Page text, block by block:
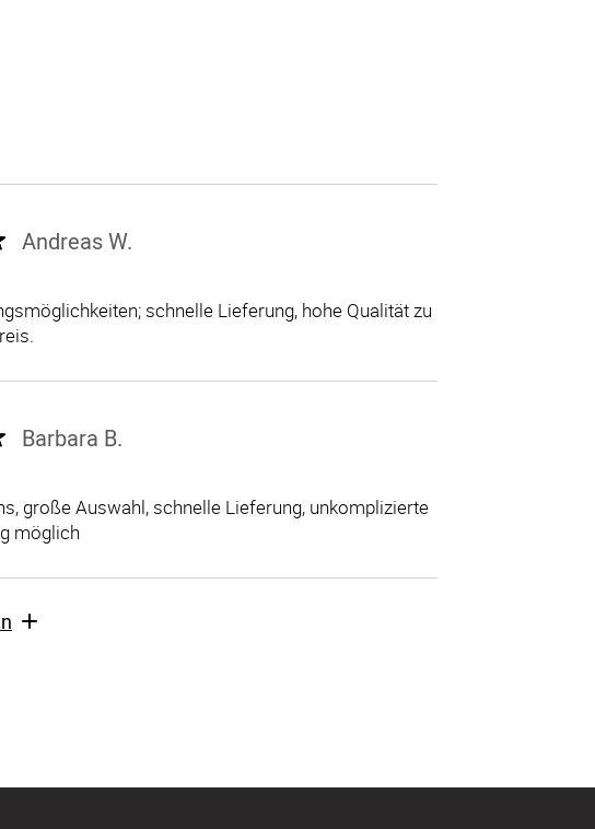
Andreas W.
schnelle Lieferung, hohe Qualität zu
Barbara B.
große Auswahl, schnelle Lieferung, unkomplizierte
möglich